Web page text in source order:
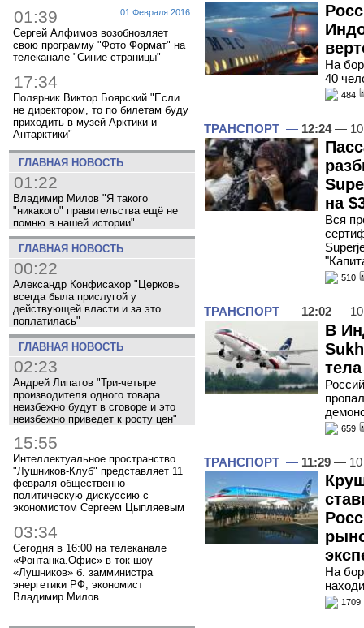
01 Февраля 2016
01:39
Сергей Алфимов возобновляет
свою программу "Фото Формат" на
телеканале "Синие страницы"
17:34
Полярник Виктор Боярский "Если
не директором, то по билетам буду
приходить в музей Арктики и
Антарктики"
ГЛАВНАЯ НОВОСТЬ
01:22
Владимир Милов "Я такого
"никакого" правительства ещё не
помню в нашей истории"
ГЛАВНАЯ НОВОСТЬ
00:22
Александр Конфисахор "Церковь
всегда была прислугой у
действующей власти и за это
поплатилась"
ГЛАВНАЯ НОВОСТЬ
02:23
Андрей Липатов "Три-четыре
производителя одного товара
неизбежно будут в сговоре и это
неизбежно приведет к росту цен"
15:55
Интеллектуальное пространство
"Лушников-Клуб" представляет 11
февраля общественно-
политическую дискуссию с
экономистом Сергеем Цыпляевым
03:34
Сегодня в 16:00 на телеканале
«Фонтанка.Офис» в ток-шоу
«Лушников» б. замминистра
энергетики РФ, экономист
Владимир Милов
На
40
484
ТРАНСПОРТ — 12:24— 10
на
Вся
510
ТРАНСПОРТ — 12:02 —
В
659
ТРАНСПОРТ — 11:29 — 10
На
1709